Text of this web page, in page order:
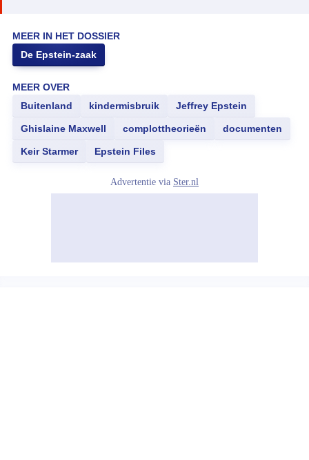
MEER IN HET DOSSIER
De Epstein-zaak
MEER OVER
Buitenland
kindermisbruik Jeffrey Epstein
Ghislaine Maxwell complottheorieën documenten
Keir Starmer Epstein Files
Advertentie via Ster.nl